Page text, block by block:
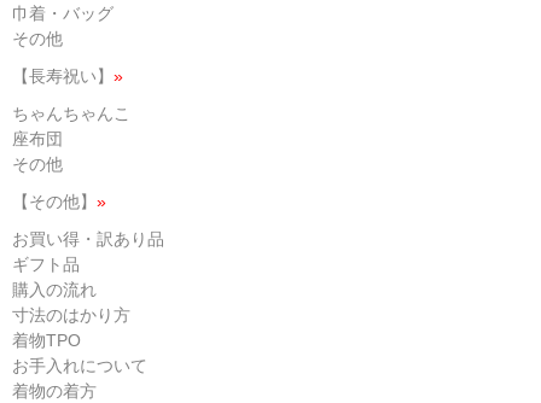
巾着・バッグ
その他
【長寿祝い】 »
ちゃんちゃんこ
座布団
その他
【その他】 »
お買い得・訳あり品
ギフト品
購入の流れ
寸法のはかり方
着物TPO
お手入れについて
着物の着方